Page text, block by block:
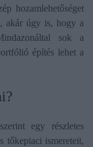
hozamlehetőséget
akár úgy is, hogy a
sok a
építés lehet a
egy részletes
tőkepiaci ismereteit,